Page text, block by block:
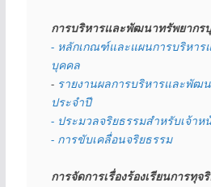
การบริหารและพัฒนาทรัพยากร
- หลักเกณฑ์และแผนการบริหา
บุคคล
- รายงานผลการบริหารและพัฒ
ประจำปี
- ประมวลจริยธรรมสำหรับเจ้าห
- การขับเคลื่อนจริยธรรม
การจัดการเรื่องร้องเรียนการทุ